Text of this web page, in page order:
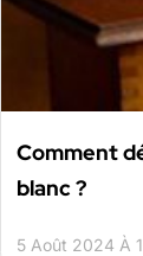
Comment
blanc ?
5 Août 2024 À